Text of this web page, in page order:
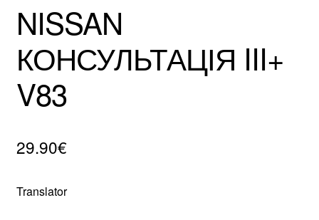
NISSAN
КОНСУЛЬТАЦІЯ III+
V83
29.90€
Translator